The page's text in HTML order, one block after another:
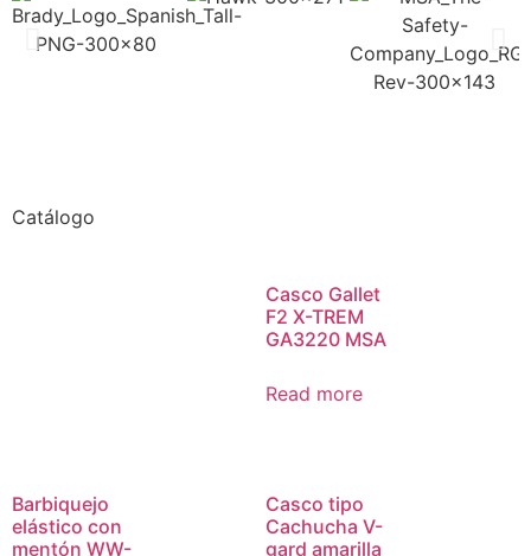
Catálogo
Casco Gallet
F2 X-TREM
GA3220 MSA
Read more
Barbiquejo
elástico con
mentón WW-
Casco tipo
Cachucha V-
gard amarilla